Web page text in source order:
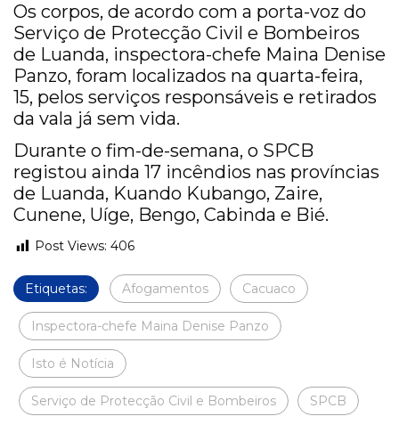
Os corpos, de acordo com a porta-voz do
Serviço de Protecção Civil e Bombeiros
de Luanda, inspectora-chefe Maina Denise
Panzo, foram localizados na quarta-feira,
15, pelos serviços responsáveis e retirados
da vala já sem vida.
Durante o fim-de-semana, o SPCB
registou ainda 17 incêndios nas províncias
de Luanda, Kuando Kubango, Zaire,
Cunene, Uíge, Bengo, Cabinda e Bié.
Post Views: 406
Etiquetas: Afogamentos Cacuaco
Inspectora-chefe Maina Denise Panzo
Isto é Notícia
Serviço de Protecção Civil e Bombeiros SPCB